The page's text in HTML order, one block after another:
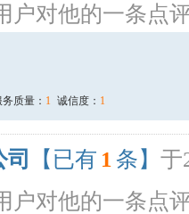
户对他的一条点
务质量： 1 诚信度： 1
【已有 1 条】 于
户对他的一条点